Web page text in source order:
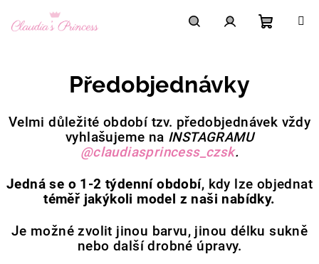
obsah
Předobjednávky
Velmi důležité období tzv. předobjednávek vždy
vyhlašujeme na INSTAGRAMU
@claudiasprincess_czsk.
Jedná se o 1-2 týdenní období, kdy lze objednat
téměř jakýkoli model z naši nabídky.
Je možné zvolit jinou barvu, jinou délku sukně
nebo další drobné úpravy.